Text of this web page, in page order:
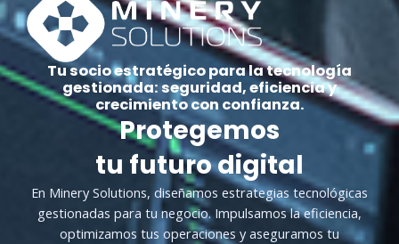
Tu socio estratégico para la tecnología
gestionada: seguridad, eficiencia y
crecimiento con confianza.
Protegemos
tu futuro digital
En Minery Solutions, diseñamos estrategias tecnológicas
gestionadas para tu negocio. Impulsamos la eficiencia,
optimizamos tus operaciones y aseguramos tu